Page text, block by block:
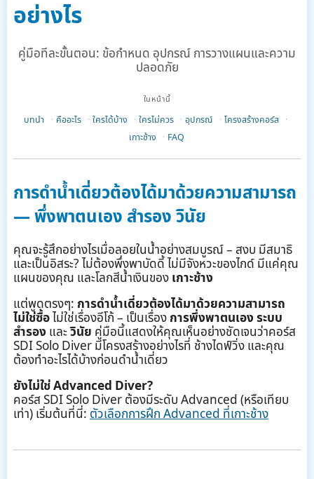
อย่างไร
คู่มือทีละขั้นตอน: ข้อกำหนด อุปกรณ์ การวางแผนและความ
ปลอดภัย
ในหน้านี้
บทนำ คืออะไร ใครได้บ้าง ใครไม่ควร อุปกรณ์
โครงสร้างคอร์ส
เกาะช้าง
FAQ
การดำน้ำเดี่ยวต้องได้มาด้วยความสามารถ
— พึ่งพาตนเอง สำรอง วินัย
คุณจะรู้สึกอย่างไรเมื่อลอยในน้ำอย่างสมบูรณ์ – สงบ มีสมาธิ
และเป็นอิสระ? ไม่ต้องพึ่งพาบัดดี้ ไม่มีจังหวะของไกด์ มีแค่คุณ
แผนของคุณ และโลกสีน้ำเงินของเกาะช้าง
แต่พูดตรงๆ: การดำน้ำเดี่ยวต้องได้มาด้วยความสามารถ
ไม่ใช่ซื้อไม่ใช่เรื่องอีโก้ – เป็นเรื่องการพึ่งพาตนเองระบบ
สำรองและวินัย คู่มือนี้แสดงให้คุณเห็นอย่างชัดเจนว่าคอร์ส
SDI Solo Diver มีโครงสร้างอย่างไรที่ ช้างไดฟ์วิ่ง และคุณ
ต้องทำอะไรได้บ้างก่อนดำน้ำเดี่ยว
ยังไม่ใช่ Advanced Diver?
คอร์ส SDI Solo Diver ต้องมีระดับ Advanced (หรือเทียบ
เท่า) เริ่มต้นที่นี่:ตัวเลือกการฝึก Advanced ที่เกาะช้าง